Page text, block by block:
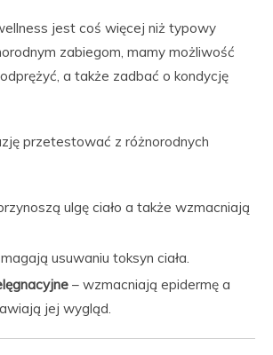
jest coś więcej niż typowy
zabiegom, mamy możliwość
a także zadbać o kondycję
przetestować z różnorodnych
ulgę ciało a także wzmacniają
usuwaniu toksyn ciała.
– wzmacniają epidermę a
jej wygląd.